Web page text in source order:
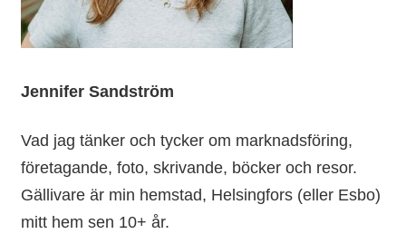
Jennifer Sandström
Vad jag tänker och tycker om marknadsföring,
företagande, foto, skrivande, böcker och resor.
Gällivare är min hemstad, Helsingfors (eller Esbo)
mitt hem sen 10+ år.